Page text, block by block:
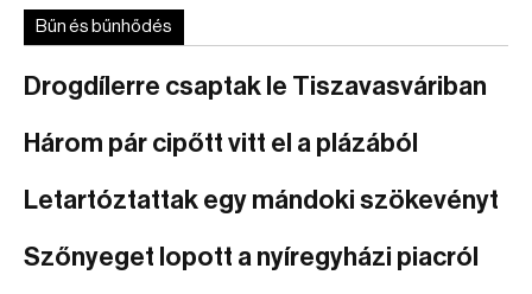
Bűn és bűnhődés
Drogdílerre csaptak le Tiszavasváriban
Három pár cipőtt vitt el a plázából
Letartóztattak egy mándoki szökevényt
Szőnyeget lopott a nyíregyházi piacról